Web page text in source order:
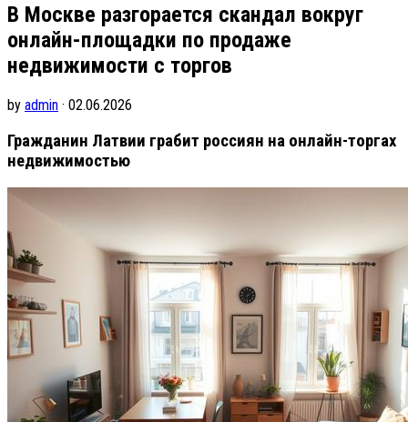
В Москве разгорается скандал вокруг
онлайн-площадки по продаже
недвижимости с торгов
by admin · 02.06.2026
Гражданин Латвии грабит россиян на онлайн-торгах
недвижимостью